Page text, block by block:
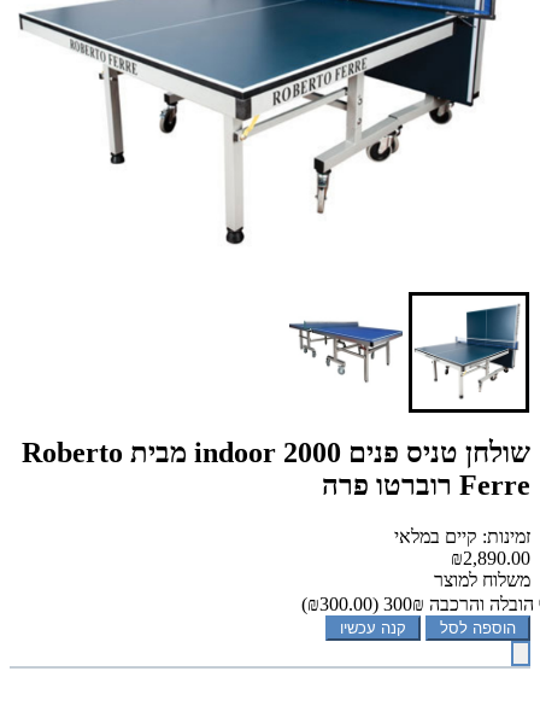
שולחן טניס פנים indoor 2000 מבית Roberto
Ferre רוברטו פרה
זמינות: קיים במלאי
₪2,890.00
משלוח למוצר
הובלה והרכבה 300₪
(₪300.00)
הוספה לסל קנה עכשיו